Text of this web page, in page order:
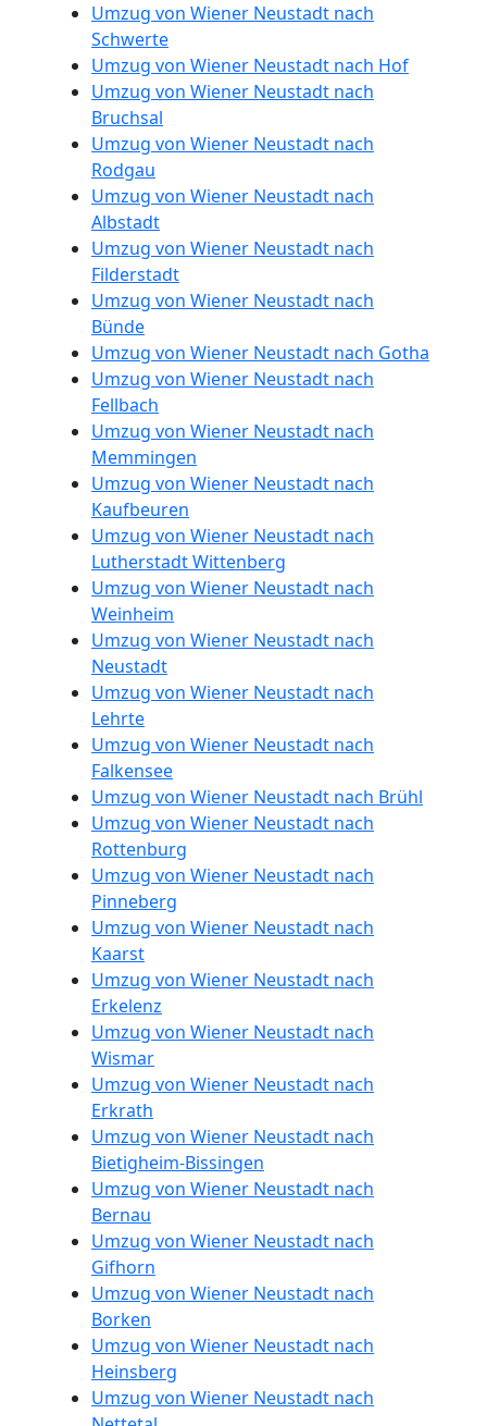
Umzug von Wiener Neustadt nach
Schwerte
Umzug von Wiener Neustadt nach Hof
Umzug von Wiener Neustadt nach
Bruchsal
Umzug von Wiener Neustadt nach
Rodgau
Umzug von Wiener Neustadt nach
Albstadt
Umzug von Wiener Neustadt nach
Filderstadt
Umzug von Wiener Neustadt nach
Bünde
Umzug von Wiener Neustadt nach Gotha
Umzug von Wiener Neustadt nach
Fellbach
Umzug von Wiener Neustadt nach
Memmingen
Umzug von Wiener Neustadt nach
Kaufbeuren
Umzug von Wiener Neustadt nach
Lutherstadt Wittenberg
Umzug von Wiener Neustadt nach
Weinheim
Umzug von Wiener Neustadt nach
Neustadt
Umzug von Wiener Neustadt nach
Lehrte
Umzug von Wiener Neustadt nach
Falkensee
Umzug von Wiener Neustadt nach Brühl
Umzug von Wiener Neustadt nach
Rottenburg
Umzug von Wiener Neustadt nach
Pinneberg
Umzug von Wiener Neustadt nach
Kaarst
Umzug von Wiener Neustadt nach
Erkelenz
Umzug von Wiener Neustadt nach
Wismar
Umzug von Wiener Neustadt nach
Erkrath
Umzug von Wiener Neustadt nach
Bietigheim-Bissingen
Umzug von Wiener Neustadt nach
Bernau
Umzug von Wiener Neustadt nach
Gifhorn
Umzug von Wiener Neustadt nach
Borken
Umzug von Wiener Neustadt nach
Heinsberg
Umzug von Wiener Neustadt nach
Anfrage
Möbeltransport
National
Möbeltransport
International
Beiladung
National
Beiladung
International
Internationaler
Umzug
Nationaler
Umzug